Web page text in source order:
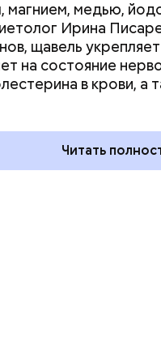
ног
России
День
августа
магнием, медью,
Ирина
щавель
на состояние
в крови, а
Читать